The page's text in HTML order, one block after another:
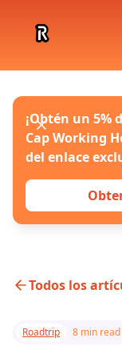
¡Obtén un 5%
Cap Working
del enlace
Todos los
Roadtrip 8 min read